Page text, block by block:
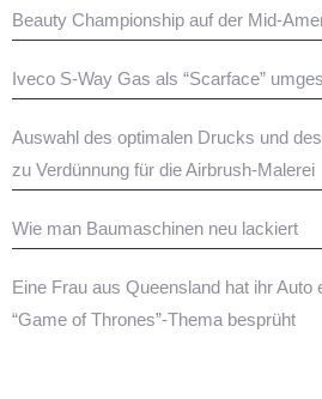
Beauty Championship auf der Mid-
Iveco S-Way Gas als “Scarface”
Auswahl des optimalen Drucks und
zu Verdünnung für die Airbrush-Malerei
Wie man Baumaschinen neu lackiert
Eine Frau aus Queensland hat ihr Auto
“Game of Thrones”-Thema besprüht